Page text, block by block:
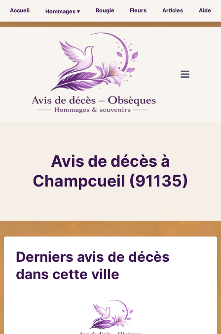
Accueil Hommages ▾ Bougie Fleurs Articles Aide
Avis de décès à
Champcueil (91135)
Derniers avis de décès
dans cette ville